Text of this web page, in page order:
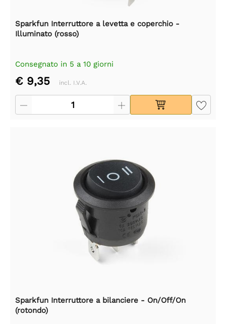
Sparkfun Interruttore a levetta e coperchio -
Illuminato (rosso)
Consegnato in 5 a 10 giorni
€ 9,35 incl. I.V.A.
Sparkfun Interruttore a bilanciere - On/Off/On
(rotondo)